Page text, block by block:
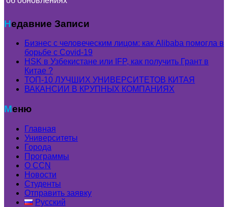
Недавние Записи
Бизнес с человеческим лицом: как Alibaba помогла в
борьбе с Covid-19
HSK в Узбекистане или IFP, как получить Грант в
Китае ?
ТОП-10 ЛУЧШИХ УНИВЕРСИТЕТОВ КИТАЯ
ВАКАНСИИ В КРУПНЫХ КОМПАНИЯХ
Меню
Главная
Университеты
Города
Программы
О CCN
Новости
Студенты
Отправить заявку
Русский